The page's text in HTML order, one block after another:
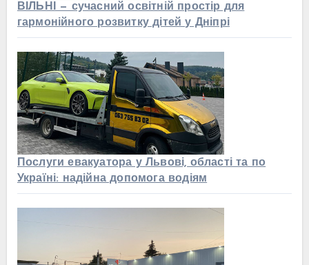
ВІЛЬНІ — сучасний освітній простір для
гармонійного розвитку дітей у Дніпрі
Послуги евакуатора у Львові, області та по
Україні: надійна допомога водіям